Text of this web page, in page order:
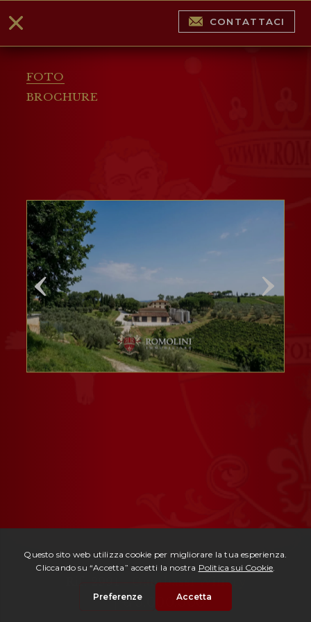
FOTO
BROCHURE
CONTATTACI
Gambassi Winery
| € 5.000.000